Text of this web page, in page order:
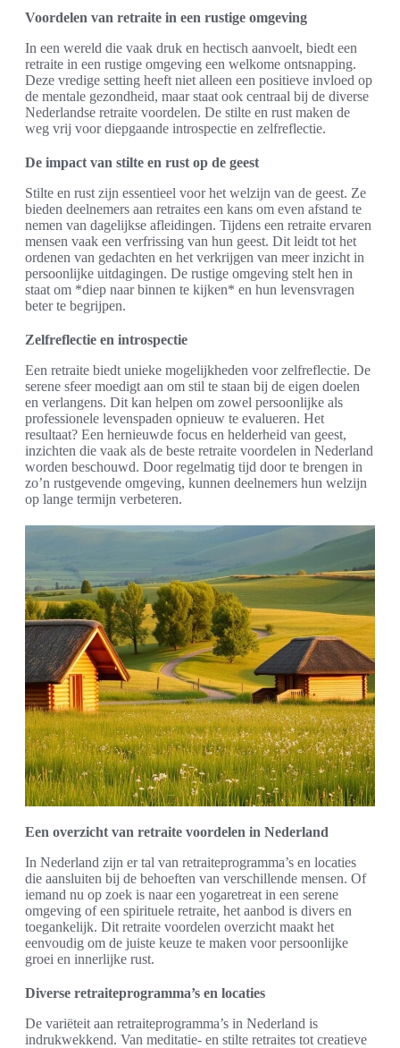
Voordelen van retraite in een rustige omgeving
In een wereld die vaak druk en hectisch aanvoelt, biedt een
retraite in een rustige omgeving een welkome ontsnapping.
Deze vredige setting heeft niet alleen een positieve invloed op
de mentale gezondheid, maar staat ook centraal bij de diverse
Nederlandse retraite voordelen. De stilte en rust maken de
weg vrij voor diepgaande introspectie en zelfreflectie.
De impact van stilte en rust op de geest
Stilte en rust zijn essentieel voor het welzijn van de geest. Ze
bieden deelnemers aan retraites een kans om even afstand te
nemen van dagelijkse afleidingen. Tijdens een retraite ervaren
mensen vaak een verfrissing van hun geest. Dit leidt tot het
ordenen van gedachten en het verkrijgen van meer inzicht in
persoonlijke uitdagingen. De rustige omgeving stelt hen in
staat om *diep naar binnen te kijken* en hun levensvragen
beter te begrijpen.
Zelfreflectie en introspectie
Een retraite biedt unieke mogelijkheden voor zelfreflectie. De
serene sfeer moedigt aan om stil te staan bij de eigen doelen
en verlangens. Dit kan helpen om zowel persoonlijke als
professionele levenspaden opnieuw te evalueren. Het
resultaat? Een hernieuwde focus en helderheid van geest,
inzichten die vaak als de beste retraite voordelen in Nederland
worden beschouwd. Door regelmatig tijd door te brengen in
zo’n rustgevende omgeving, kunnen deelnemers hun welzijn
op lange termijn verbeteren.
Een overzicht van retraite voordelen in Nederland
In Nederland zijn er tal van retraiteprogramma’s en locaties
die aansluiten bij de behoeften van verschillende mensen. Of
iemand nu op zoek is naar een yogaretreat in een serene
omgeving of een spirituele retraite, het aanbod is divers en
toegankelijk. Dit retraite voordelen overzicht maakt het
eenvoudig om de juiste keuze te maken voor persoonlijke
groei en innerlijke rust.
Diverse retraiteprogramma’s en locaties
De variëteit aan retraiteprogramma’s in Nederland is
indrukwekkend. Van meditatie- en stilte retraites tot creatieve